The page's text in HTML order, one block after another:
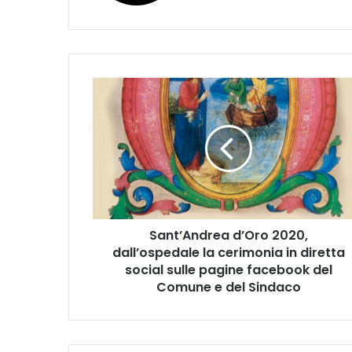
r
Sant’Andrea d’Oro 2020,
dall’ospedale la cerimonia in diretta
social sulle pagine facebook del
Comune e del Sindaco